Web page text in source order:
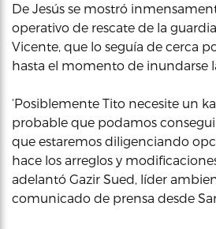
De Jesús se mostró
operativo de rescate de la
Vicente, que lo seguía de cerca
hasta el momento de inundarse
‘Posiblemente Tito necesite un
probable que podamos
que estaremos diligenciando
hace los arreglos y
adelantó Gazir Sued, líder
comunicado de prensa desde